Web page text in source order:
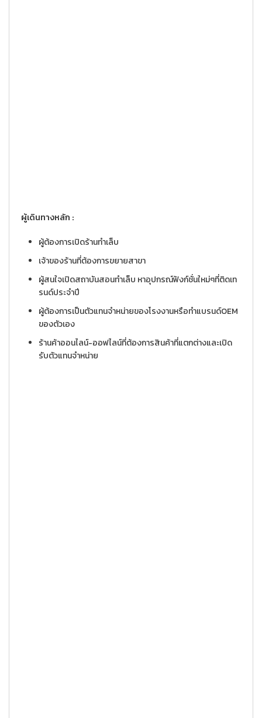
ผู้เดินทางหลัก :
ผู้ต้องการเปิดร้านทำเล็บ
เจ้าของร้านที่ต้องการขยายสาขา
ผู้สนใจเปิดสถาบันสอนทำเล็บ หาอุปกรณ์ฟังก์ชั่นใหม่ๆที่ติดเท
รนด์ประจำปี
ผู้ต้องการเป็นตัวแทนจำหน่ายของโรงงานหรือทำแบรนด์OEM
ของตัวเอง
ร้านค้าออนไลน์-ออฟไลน์ที่ต้องการสินค้าที่แตกต่างและเปิด
รับตัวแทนจำหน่าย